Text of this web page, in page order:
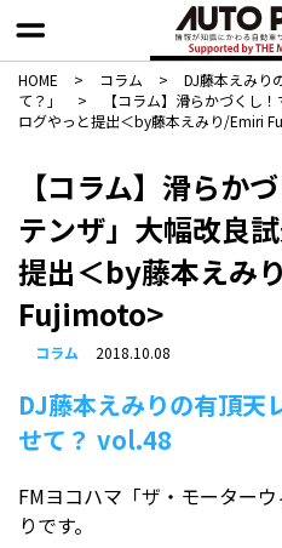
HOME > コラム >
DJ藤本えみり
て？」
>
【コラム】滑らかづくし
ログやっと提出＜by藤本えみり/Emiri
【コラム】滑らか
テンザ」大幅改良
提出＜by藤本えみ
Fujimoto>
コラム 2018.10.08
DJ藤本えみりの有頂
せて？ vol.48
FMヨコハマ「ザ・モーター
りです。